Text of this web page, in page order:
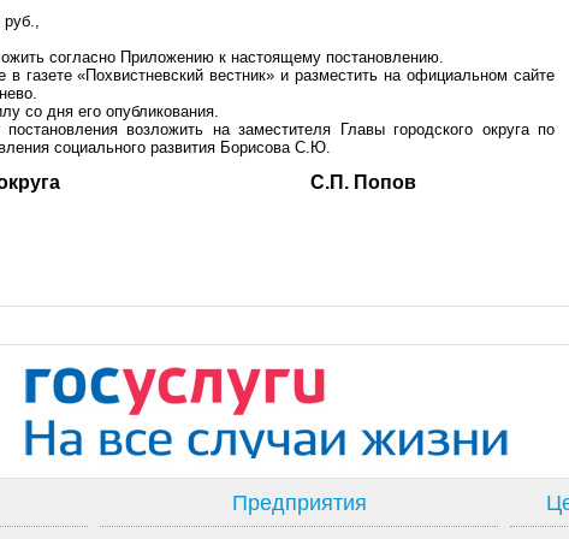
руб.,
согласно Приложению к настоящему постановлению.
газете «Похвистневский вестник» и разместить на официальном сайте
со дня его опубликования.
возложить на заместителя Главы городского округа по
социального развития Борисова С.Ю.
округа С.П. Попов
Предприятия